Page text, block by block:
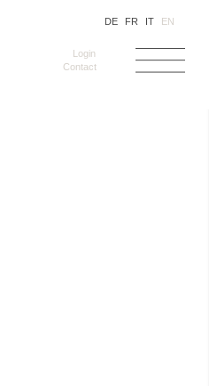
Login
Contact
DE FR IT EN